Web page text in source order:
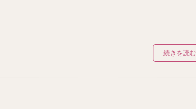
続きを読む